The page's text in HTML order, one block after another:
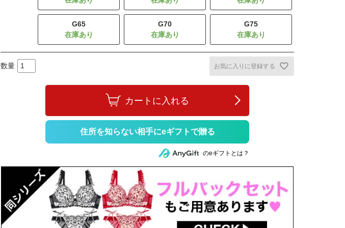
G65 G70 G75
お気に入りに登録する
カートに入れる
住所を知らない相手にeギフトで贈る
のeギフトとは？